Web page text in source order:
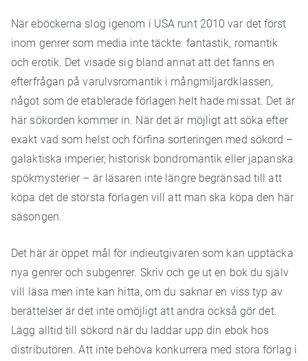
När eböckerna slog igenom i USA runt 2010 var det först
inom genrer som media inte täckte: fantastik, romantik
och erotik. Det visade sig bland annat att det fanns en
efterfrågan på varulvsromantik i mångmiljardklassen,
något som de etablerade förlagen helt hade missat. Det är
här sökorden kommer in. När det är möjligt att söka efter
exakt vad som helst och förfina sorteringen med sökord –
galaktiska imperier, historisk bondromantik eller japanska
spökmysterier – är läsaren inte längre begränsad till att
köpa det de största förlagen vill att man ska köpa den här
säsongen.
Det här är öppet mål för indieutgivaren som kan upptäcka
nya genrer och subgenrer. Skriv och ge ut en bok du själv
vill läsa men inte kan hitta, om du saknar en viss typ av
berättelser är det inte omöjligt att andra också gör det.
Lägg alltid till sökord när du laddar upp din ebok hos
distributören. Att inte behöva konkurrera med stora förlag i